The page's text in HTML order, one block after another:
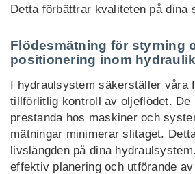
Detta förbättrar kvaliteten på dina
Flödesmätning för styrning
positionering inom
I hydraulsystem säkerställer våra
tillförlitlig kontroll av oljeflödet. De
prestanda hos maskiner och
mätningar minimerar slitaget.
livslängden på dina
effektiv planering och utförande